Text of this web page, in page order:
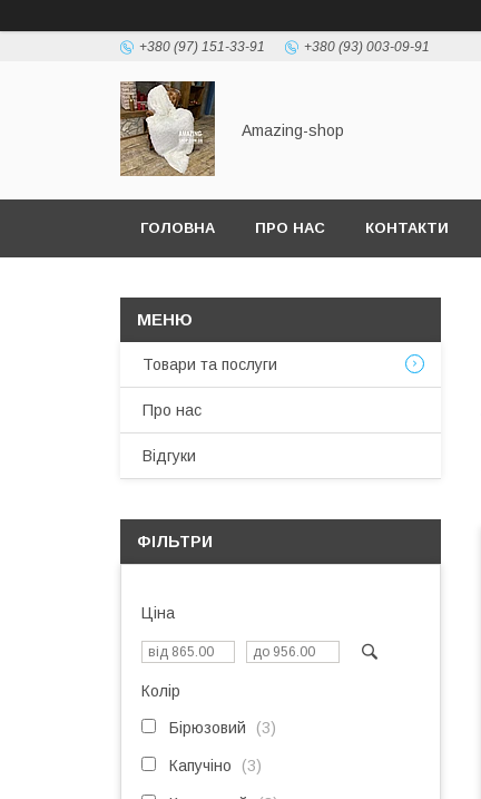
+380 (97) 151-33-91 +380 (93) 003-09-91
Amazing-shop
ГОЛОВНА ПРО НАС КОНТАКТИ
Товари та послуги
Про нас
Відгуки
ФІЛЬТРИ
Ціна
Колір
Бірюзовий 3
Капучіно 3